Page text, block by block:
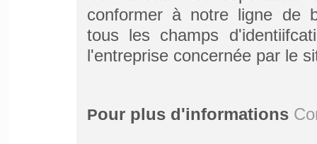
conformer à notre ligne de
tous les champs
l'entreprise concernée par le
Pour plus d'informations